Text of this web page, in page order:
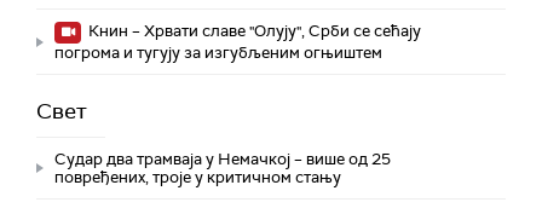
Книн – Хрвати славе "Олују", Срби се сећају
погрома и тугују за изгубљеним огњиштем
Свет
Судар два трамваја у Немачкој – више од 25
повређених, троје у критичном стању